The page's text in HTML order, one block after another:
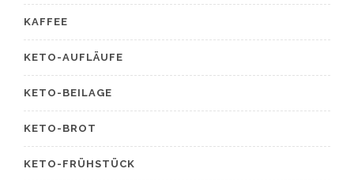
KAFFEE
KETO-AUFLÄUFE
KETO-BEILAGE
KETO-BROT
KETO-FRÜHSTÜCK